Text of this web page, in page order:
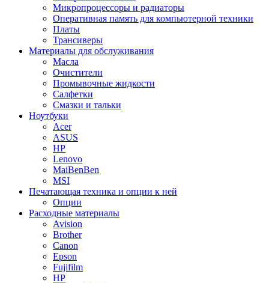
Микропроцессоры и радиаторы
Оперативная память для компьютерной техники
Платы
Трансиверы
Материалы для обслуживания
Масла
Очистители
Промывочные жидкости
Салфетки
Смазки и тальки
Ноутбуки
Acer
ASUS
HP
Lenovo
MaiBenBen
MSI
Печатающая техника и опции к ней
Опции
Расходные материалы
Avision
Brother
Canon
Epson
Fujifilm
HP